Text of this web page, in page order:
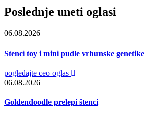
Poslednje uneti oglasi
06.08.2026
Stenci toy i mini pudle vrhunske genetike
pogledajte ceo oglas
06.08.2026
Goldendoodle prelepi štenci